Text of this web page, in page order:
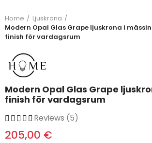
Home
Ljuskrona
Modern Opal Glas Grape ljuskrona i
finish för vardagsrum
Modern Opal Glas Grape
finish för vardagsrum
Reviews (5)
205,00 €